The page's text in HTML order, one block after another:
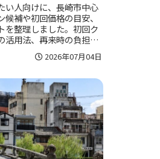
い人向けに、長崎市中心
補や初回価格の目安、
を整理しました。初回ク
活用法、再来時の負担や
を選びやすくなる内容で
2026年07月04日